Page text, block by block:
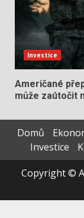
Investice
Američané
může zaútočit
Domů
Investice
Copyright ©